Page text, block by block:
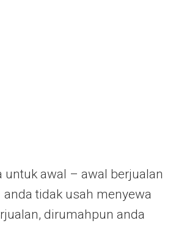
untuk awal – awal berjualan
tidak usah menyewa
dirumahpun anda